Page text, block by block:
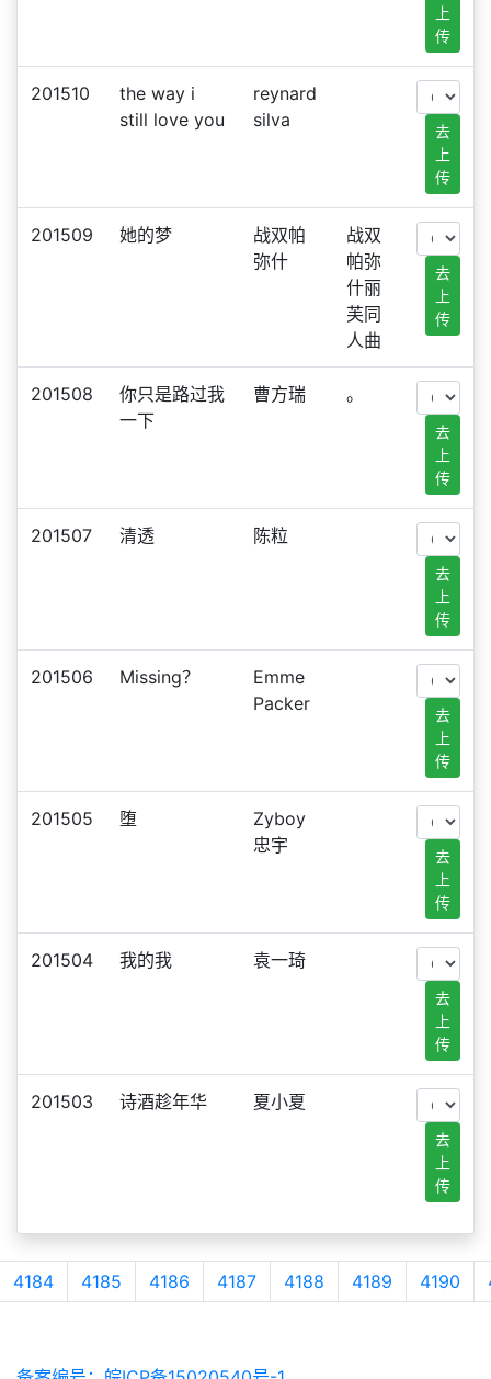
上
传
201510
the way i
still love you
reynard
silva
去
上
传
201509 她的梦
战双帕
弥什
战双
帕弥
什丽
芙同
人曲
去
上
传
201508
你只是路过我
一下
曹方瑞 。
去
上
传
201507 清透 陈粒
去
上
传
201506 Missing？
Emme
Packer
去
上
传
201505 堕
Zyboy
忠宇
去
上
传
201504 我的我 袁一琦
去
上
传
201503 诗酒趁年华 夏小夏
去
上
传
4184 4185 4186 4187 4188 4189 4190